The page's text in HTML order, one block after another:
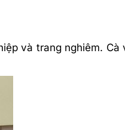
và trang nghiêm. Cà